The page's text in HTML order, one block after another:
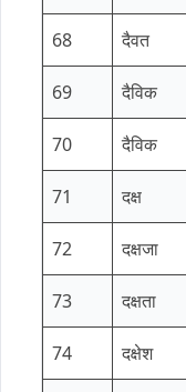
68 दैवत
69 दैविक
70 दैविक
71 दक्ष
72 दक्षजा
73 दक्षता
74 दक्षेश